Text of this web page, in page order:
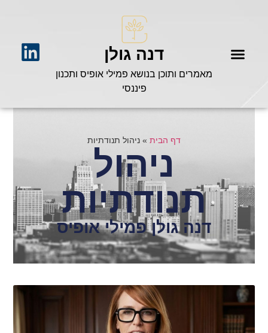
דנה גולן
מאמרים ותוכן בנושא פמילי אופיס ותכנון
פיננסי
דף הבית » ניהול תנודתיות
ניהול
תנודתיות
דנה גולן פמילי אופיס